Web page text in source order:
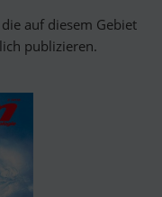
auf diesem Gebiet
publizieren.